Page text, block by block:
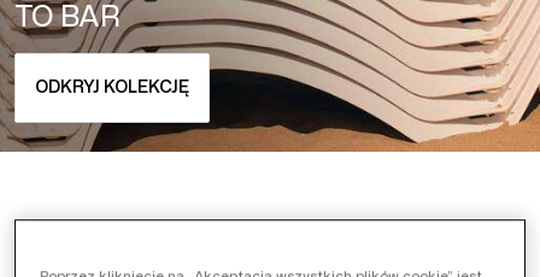
TO BAR
ODKRYJ KOLEKCJĘ